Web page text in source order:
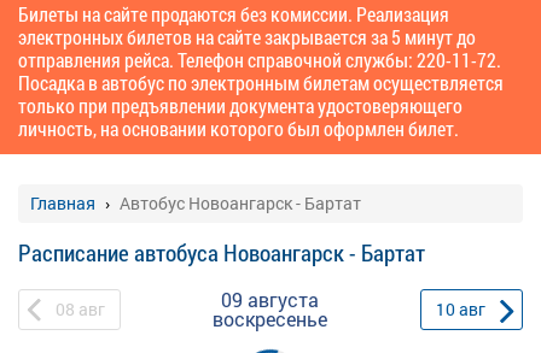
Билеты на сайте продаются без комиссии. Реализация
электронных билетов на сайте закрывается за 5 минут до
отправления рейса. Телефон справочной службы: 220-11-72.
Посадка в автобус по электронным билетам осуществляется
только при предъявлении документа удостоверяющего
личность, на основании которого был оформлен билет.
Главная Автобус Новоангарск - Бартат
Расписание автобуса Новоангарск - Бартат
08 авг 09 августа
воскресенье 10авг